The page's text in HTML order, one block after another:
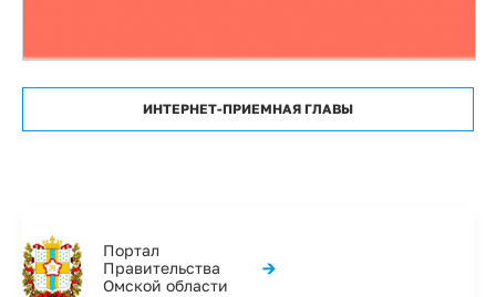
ИНТЕРНЕТ-ПРИЕМНАЯ ГЛАВЫ
Портал
Правительства
Омской области
→